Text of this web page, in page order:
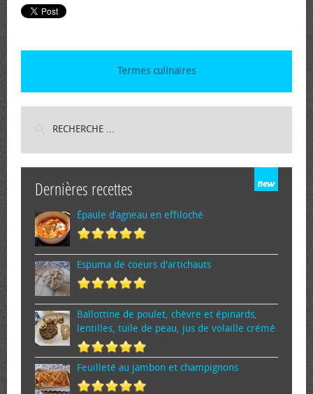
Termes culinaires
Dernières recettes
Épaule d’agneau en effiloché
Espuma de cœurs d'artichauts
Ballottine de poulet, chèvre et épinards,
lentilles, tuile de peau, jus de volaille crémé
Feuilleté au jambon et champignons